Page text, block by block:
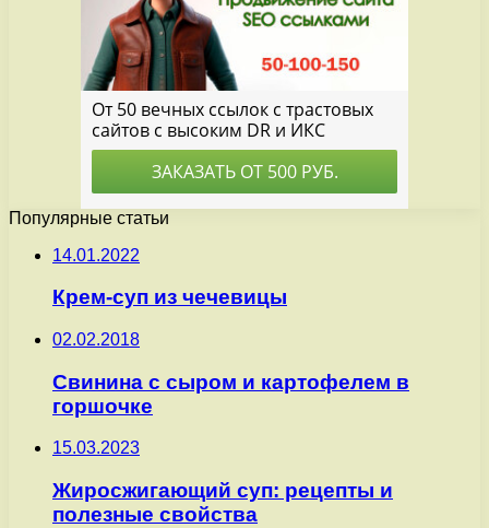
Популярные статьи
14.01.2022
Крем-суп из чечевицы
02.02.2018
Свинина с сыром и картофелем в
горшочке
15.03.2023
Жиросжигающий суп: рецепты и
полезные свойства